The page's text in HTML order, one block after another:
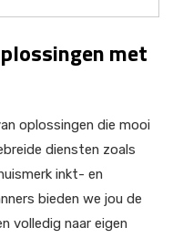
met
oplossingen die mooi
diensten zoals
inkt- en
bieden we jou de
volledig naar eigen